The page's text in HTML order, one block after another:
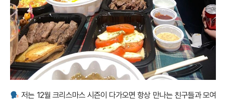
저는 12월 크리스마스 시즌이 다가오면 항상 만나는 친구들과 모여